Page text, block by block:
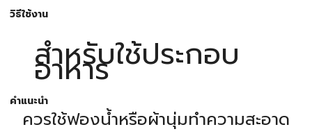
วิธีใช้งาน
สำหรับใช้ประกอบ
อาหาร
คำแนะนำ
ควรใช้ฟองน้ำหรือผ้านุ่มทำความสะอาด